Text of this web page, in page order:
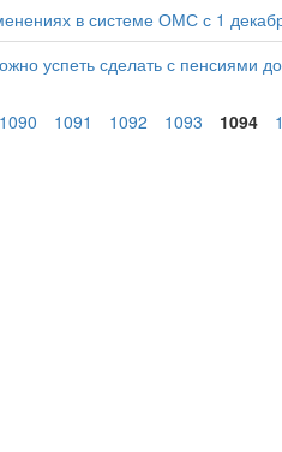
в системе ОМС с 1
успеть сделать с пенсиями
1090 1091 1092 1093 1094